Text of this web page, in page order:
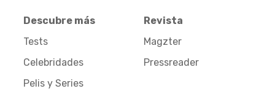
Descubre más
Tests
Celebridades
Pelis y Series
Revista
Magzter
Pressreader